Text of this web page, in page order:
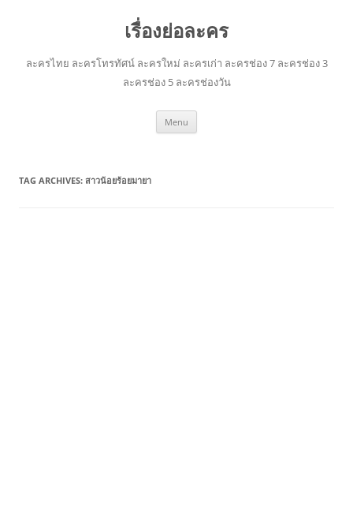
เรื่องย่อละคร
ละครไทย ละครโทรทัศน์ ละครใหม่ ละครเก่า ละครช่อง 7 ละครช่อง 3
ละครช่อง 5 ละครช่องวัน
Menu
TAG ARCHIVES: สาวน้อยร้อยมายา